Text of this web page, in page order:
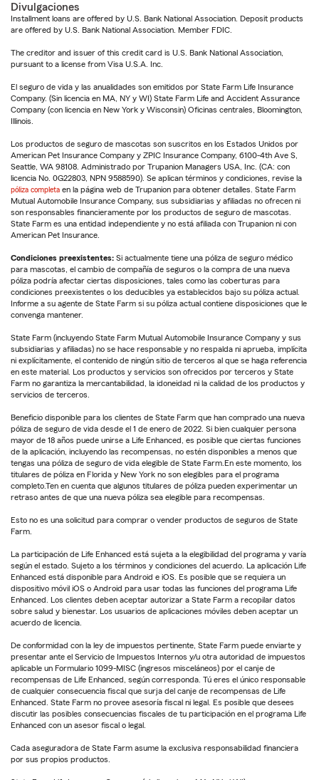
Divulgaciones
Installment loans are offered by U.S. Bank National Association. Deposit products
are offered by U.S. Bank National Association. Member FDIC.
The creditor and issuer of this credit card is U.S. Bank National Association,
pursuant to a license from Visa U.S.A. Inc.
El seguro de vida y las anualidades son emitidos por State Farm Life Insurance
Company. (Sin licencia en MA, NY y WI) State Farm Life and Accident Assurance
Company (con licencia en New York y Wisconsin) Oficinas centrales, Bloomington,
Illinois.
Los productos de seguro de mascotas son suscritos en los Estados Unidos por
American Pet Insurance Company y ZPIC Insurance Company, 6100-4th Ave S,
Seattle, WA 98108. Administrado por Trupanion Managers USA, Inc. (CA: con
licencia No. 0G22803, NPN 9588590). Se aplican términos y condiciones, revise la
póliza completa en la página web de Trupanion para obtener detalles. State Farm
Mutual Automobile Insurance Company, sus subsidiarias y afiliadas no ofrecen ni
son responsables financieramente por los productos de seguro de mascotas.
State Farm es una entidad independiente y no está afiliada con Trupanion ni con
American Pet Insurance.
Condiciones preexistentes: Si actualmente tiene una póliza de seguro médico
para mascotas, el cambio de compañía de seguros o la compra de una nueva
póliza podría afectar ciertas disposiciones, tales como las coberturas para
condiciones preexistentes o los deducibles ya establecidos bajo su póliza actual.
Informe a su agente de State Farm si su póliza actual contiene disposiciones que le
convenga mantener.
State Farm (incluyendo State Farm Mutual Automobile Insurance Company y sus
subsidiarias y afiliadas) no se hace responsable y no respalda ni aprueba, implícita
ni explícitamente, el contenido de ningún sitio de terceros al que se haga referencia
en este material. Los productos y servicios son ofrecidos por terceros y State
Farm no garantiza la mercantabilidad, la idoneidad ni la calidad de los productos y
servicios de terceros.
Beneficio disponible para los clientes de State Farm que han comprado una nueva
póliza de seguro de vida desde el 1 de enero de 2022. Si bien cualquier persona
mayor de 18 años puede unirse a Life Enhanced, es posible que ciertas funciones
de la aplicación, incluyendo las recompensas, no estén disponibles a menos que
tengas una póliza de seguro de vida elegible de State Farm.En este momento, los
titulares de póliza en Florida y New York no son elegibles para el programa
completo.Ten en cuenta que algunos titulares de póliza pueden experimentar un
retraso antes de que una nueva póliza sea elegible para recompensas.
Esto no es una solicitud para comprar o vender productos de seguros de State
Farm.
La participación de Life Enhanced está sujeta a la elegibilidad del programa y varía
según el estado. Sujeto a los términos y condiciones del acuerdo. La aplicación Life
Enhanced está disponible para Android e iOS. Es posible que se requiera un
dispositivo móvil iOS o Android para usar todas las funciones del programa Life
Enhanced. Los clientes deben aceptar autorizar a State Farm a recopilar datos
sobre salud y bienestar. Los usuarios de aplicaciones móviles deben aceptar un
acuerdo de licencia.
De conformidad con la ley de impuestos pertinente, State Farm puede enviarte y
presentar ante el Servicio de Impuestos Internos y/u otra autoridad de impuestos
aplicable un Formulario 1099-MISC (ingresos misceláneos) por el canje de
recompensas de Life Enhanced, según corresponda. Tú eres el único responsable
de cualquier consecuencia fiscal que surja del canje de recompensas de Life
Enhanced. State Farm no provee asesoría fiscal ni legal. Es posible que desees
discutir las posibles consecuencias fiscales de tu participación en el programa Life
Enhanced con un asesor fiscal o legal.
Cada aseguradora de State Farm asume la exclusiva responsabilidad financiera
por sus propios productos.